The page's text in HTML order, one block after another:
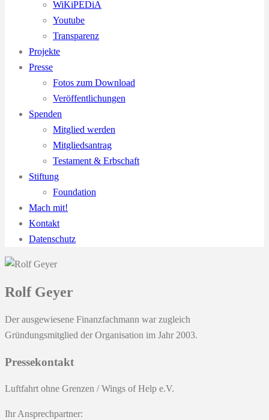
WiKiPEDiA
Youtube
Transparenz
Projekte
Presse
Fotos zum Download
Veröffentlichungen
Spenden
Mitglied werden
Mitgliedsantrag
Testament & Erbschaft
Stiftung
Foundation
Mach mit!
Kontakt
Datenschutz
Rolf Geyer
Der ausgewiesene Finanzfachmann war zugleich
Gründungsmitglied der Organisation im Jahr 2003.
Pressekontakt
Luftfahrt ohne Grenzen / Wings of Help e.V.
Ihr Ansprechpartner: